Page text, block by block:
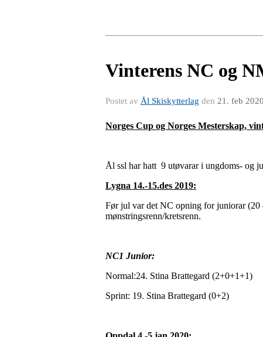
Vinterens NC og
Postet av Ål Skiskytterlag den 21. feb 2020
Norges Cup og Norges Mesterskap,
Ål ssl har hatt 9 utøvarar i ungdoms- og
Lygna 14.-15.des 2019:
Før jul var det NC opning for juniorar (20
mønstringsrenn/kretsrenn.
NC1 Junior:
Normal:24. Stina Brattegard (2+0+1+1)
Sprint: 19. Stina Brattegard (0+2)